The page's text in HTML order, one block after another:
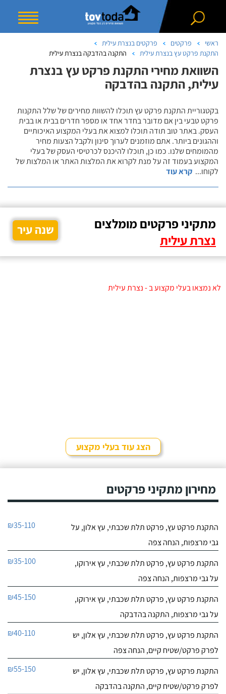
ראשי פרקטים
פרקטים בנצרת עילית
התקנת פרקט עץ בנצרת עילית
התקנה בהדבקה בנצרת עילית
השוואת מחירי התקנת פרקט עץ בנצרת
עילית, התקנה בהדבקה
בקטגוריית התקנת פרקט עץ תוכלו להשוות מחירים של שלל התקנות
פרקט טבעי בין אם מדובר בחדר אחד או מספר חדרים בבית או בבית
העסק. באתר טוב תודה תוכלו למצוא את בעלי המקצוע האיכותיים
וההגונים ביותר. אתם מוזמנים לערוך סינון ולקבל הצעות מחיר
מהמומחים שלנו. כמו כן, תוכלו להיכנס לכרטיסי העסק של בעלי
המקצוע בעמוד זה על מנת לקרוא את המלצות האתר או המלצות של
לקוחו... קרא עוד
מתקיני פרקטים מומלצים
נצרת עילית
שנה עיר
לא נמצאו בעלי מקצוע ב - נצרת עילית
הצג עוד בעלי מקצוע
מחירון מתקיני פרקטים
התקנת פרקט עץ, פרקט תלת שכבתי, עץ אלון, על
גבי מרצפות, הנחה צפה
₪35-110
התקנת פרקט עץ, פרקט תלת שכבתי, עץ אירוקו,
על גבי מרצפות, הנחה צפה
₪35-100
התקנת פרקט עץ, פרקט תלת שכבתי, עץ אירוקו,
על גבי מרצפות, התקנה בהדבקה
₪45-150
התקנת פרקט עץ, פרקט תלת שכבתי, עץ אלון, יש
לפרק פרקט/שטיח קיים, הנחה צפה
₪40-110
התקנת פרקט עץ, פרקט תלת שכבתי, עץ אלון, יש
לפרק פרקט/שטיח קיים, התקנה בהדבקה
₪55-150